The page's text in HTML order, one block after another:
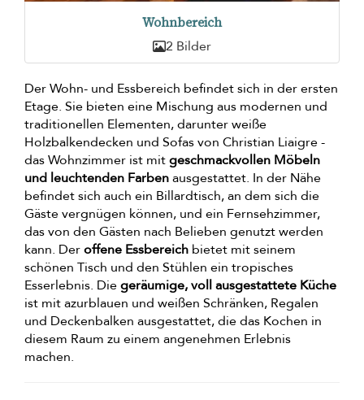
Wohnbereich
2 Bilder
Der Wohn- und Essbereich befindet sich in der ersten
Etage. Sie bieten eine Mischung aus modernen und
traditionellen Elementen, darunter weiße
Holzbalkendecken und Sofas von Christian Liaigre -
das Wohnzimmer ist mitgeschmackvollen Möbeln
und leuchtenden Farbenausgestattet. In der Nähe
befindet sich auch ein Billardtisch, an dem sich die
Gäste vergnügen können, und ein Fernsehzimmer,
das von den Gästen nach Belieben genutzt werden
kann. Deroffene Essbereich bietet mit seinem
schönen Tisch und den Stühlen ein tropisches
Esserlebnis. Diegeräumige, voll ausgestattete Küche
ist mit azurblauen und weißen Schränken, Regalen
und Deckenbalken ausgestattet, die das Kochen in
diesem Raum zu einem angenehmen Erlebnis
machen.